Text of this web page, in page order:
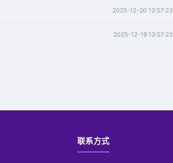
2025-12-20 13:57:23
2025-12-19 13:57:23
联系方式